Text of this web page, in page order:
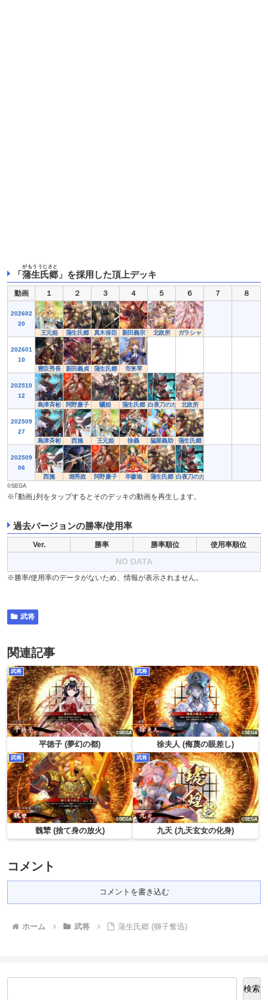
「蒲生氏郷
がもううじさと
」を採用した頂上デッキ
動画 １ ２ ３ ４ ５ ６ ７ ８
202602
20
王元姫
蒲生氏郷 真木保臣 新田義宗 北政所 ガラシャ
202601
10
豊臣秀長
新田義貞 蒲生氏郷 市来琴
202510
12
島津斉彬
阿野廉子 驪姫 蒲生氏郷 白夜刀のカンナ北政所
202509
27
島津斉彬
西施 王元姫 徐義 脇屋義助 蒲生氏郷
202509
06
西施
堀秀政 阿野廉子 羊徽瑜 蒲生氏郷 白夜刀のカンナ
©SEGA
※｢動画｣列をタップするとそのデッキの動画を再生します。
過去バージョンの勝率/使用率
Ver. 勝率 勝率順位 使用率順位
NO DATA
※勝率/使用率のデータがないため、情報が表示されません。
武将
関連記事
武将
平徳子 (夢幻の都)
武将
徐夫人 (侮蔑の眼差し)
武将
魏犨 (捨て身の放火)
武将
九天 (九天玄女の化身)
コメント
コメントを書き込む
ホーム 武将 蒲生氏郷 (獅子奮迅)
検索